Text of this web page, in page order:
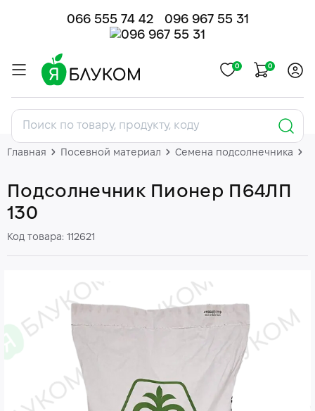
066 555 74 42 096 967 55 31
0 0
Главная Посевной материал Семена подсолнечника
Подсолнечник Пионер П64ЛП
130
Код товара: 112621